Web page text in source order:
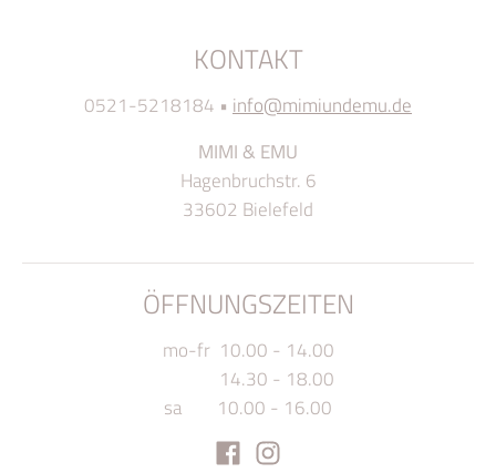
KONTAKT
0521-5218184 • info@mimiundemu.de
MIMI & EMU
Hagenbruchstr. 6
33602 Bielefeld
ÖFFNUNGSZEITEN
mo-fr 10.00 - 14.00
14.30 - 18.00
sa 10.00 - 16.00